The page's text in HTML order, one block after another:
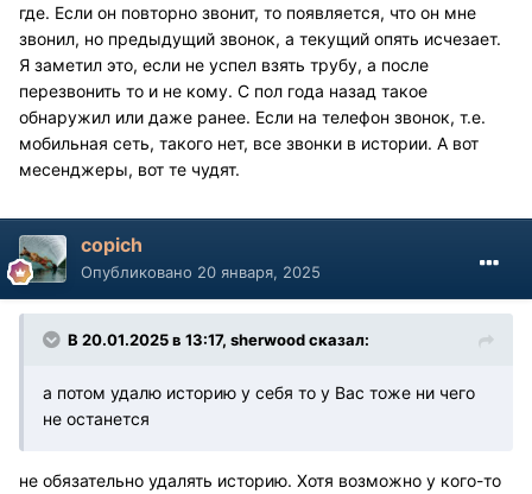
где. Если он повторно звонит, то появляется, что он мне
звонил, но предыдущий звонок, а текущий опять исчезает.
Я заметил это, если не успел взять трубу, а после
перезвонить то и не кому. С пол года назад такое
обнаружил или даже ранее. Если на телефон звонок, т.е.
мобильная сеть, такого нет, все звонки в истории. А вот
месенджеры, вот те чудят.
copich
Опубликовано 20 января, 2025
В 20.01.2025 в 13:17, sherwoodсказал:
а потом удалю историю у себя то у Вас тоже ни чего
не останется
не обязательно удалять историю. Хотя возможно у кого-то